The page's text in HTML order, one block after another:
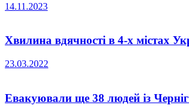
14.11.2023
Хвилина вдячності в 4-х містах
23.03.2022
Евакуювали ще 38 людей із